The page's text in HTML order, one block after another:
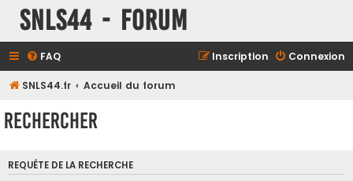
SNLS44 - Forum
FAQ Connexion
Inscription
SNLS44.fr Accueil du forum
Rechercher
REQUÊTE DE LA RECHERCHE